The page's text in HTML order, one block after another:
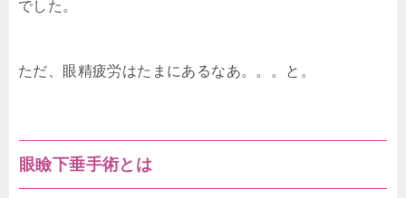
でした。
ただ、眼精疲労はたまにあるなあ。。。と。
眼瞼下垂手術とは